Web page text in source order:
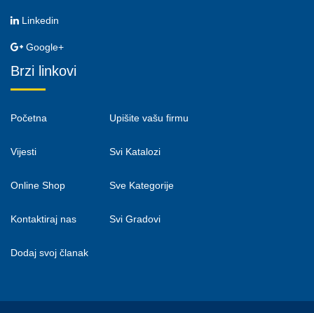
Linkedin
Google+
Brzi linkovi
Početna
Vijesti
Online Shop
Kontaktiraj nas
Dodaj svoj članak
Upišite vašu firmu
Svi Katalozi
Sve Kategorije
Svi Gradovi